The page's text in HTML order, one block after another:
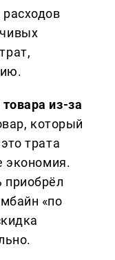
из-за
который
трата
экономия.
приобрёл
«по